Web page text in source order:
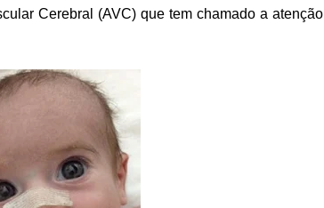
Cerebral (AVC) que tem chamado a atenção